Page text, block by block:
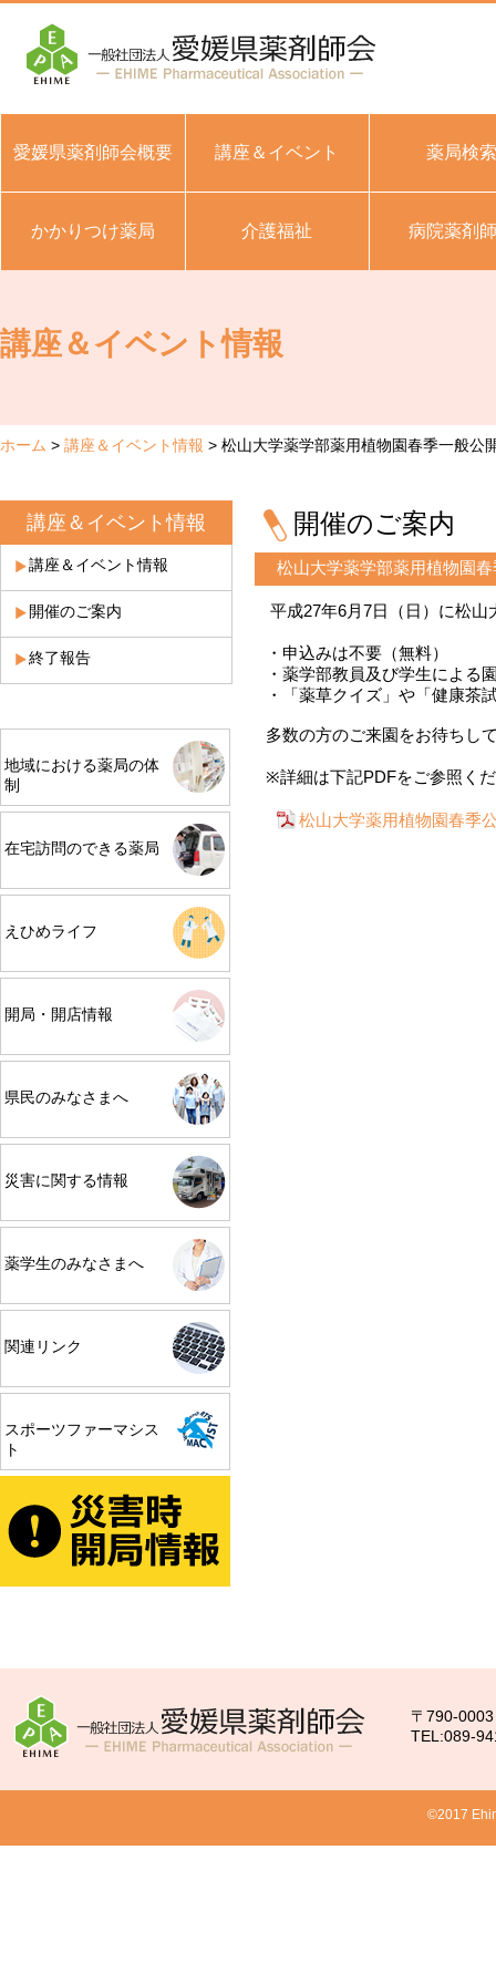
愛媛県薬剤師会概要 講座＆イベント 薬局検索
かかりつけ薬局 介護福祉 病院薬剤
講座＆イベント情報
ホーム 講座＆イベント情報 松山大学薬学部薬用植物園春季一般公
講座＆イベント情報
講座＆イベント情報
開催のご案内
終了報告
地域における薬局の体
制
在宅訪問のできる薬局
えひめライフ
開局・開店情報
県民のみなさまへ
災害に関する情報
薬学生のみなさまへ
関連リンク
スポーツファーマシス
ト
開催のご案内
松山大学薬学部薬用植物園
平成27年6月7日（日）に松
・申込みは不要（無料）
・薬学部教員及び学生による
・「薬草クイズ」や「健康茶
多数の方のご来園をお待ちし
※詳細は下記PDFをご参照く
松山大学薬用植物園春季
〒790-
TEL:089-
©2017